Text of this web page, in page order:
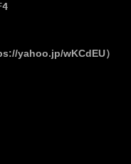
yahoo.jp/wKCdEU）